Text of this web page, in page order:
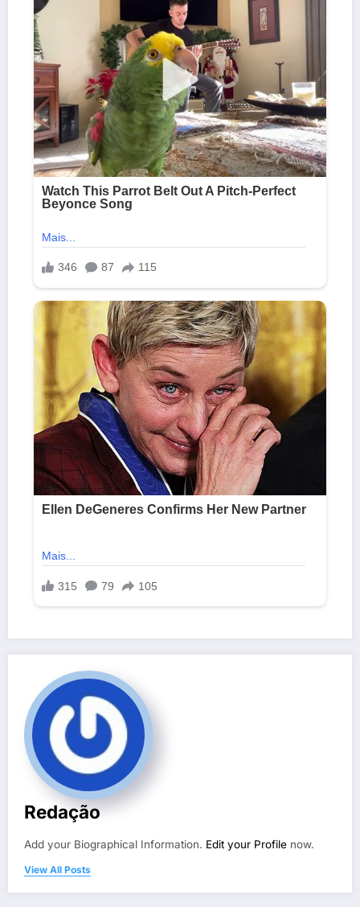
Redação
Add your Biographical Information. Edit your Profile now.
View All Posts